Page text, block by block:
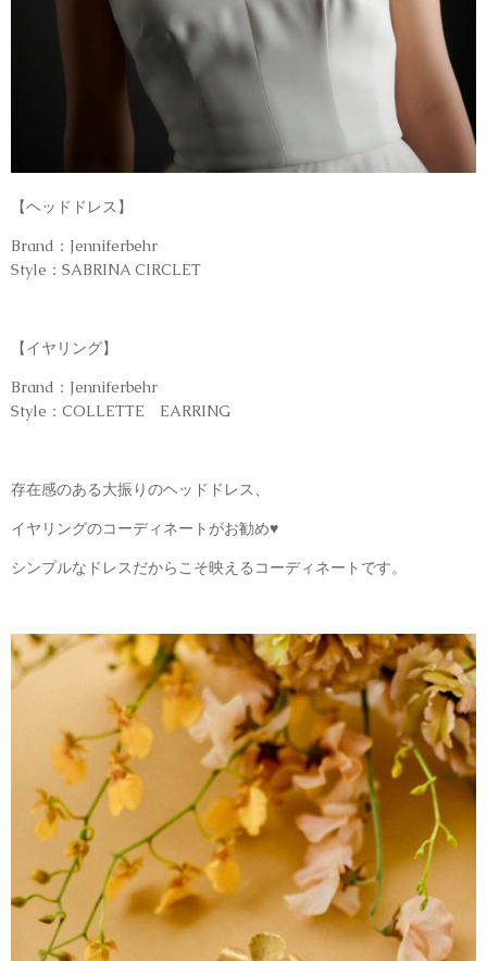
【ヘッドドレス】
Brand：Jenniferbehr
Style：SABRINA CIRCLET
【イヤリング】
Brand：Jenniferbehr
Style：COLLETTE EARRING
存在感のある大振りのヘッドドレス、
イヤリングのコーディネートがお勧め♥
シンプルなドレスだからこそ映えるコーディネートです。